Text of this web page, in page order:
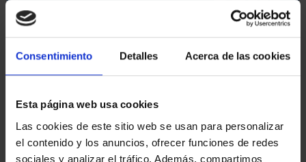
Consentimiento Detalles Acerca de las cookies
Esta página web usa cookies
Las cookies de este sitio web se usan para personalizar
el contenido y los anuncios, ofrecer funciones de redes
sociales y analizar el tráfico. Además, compartimos